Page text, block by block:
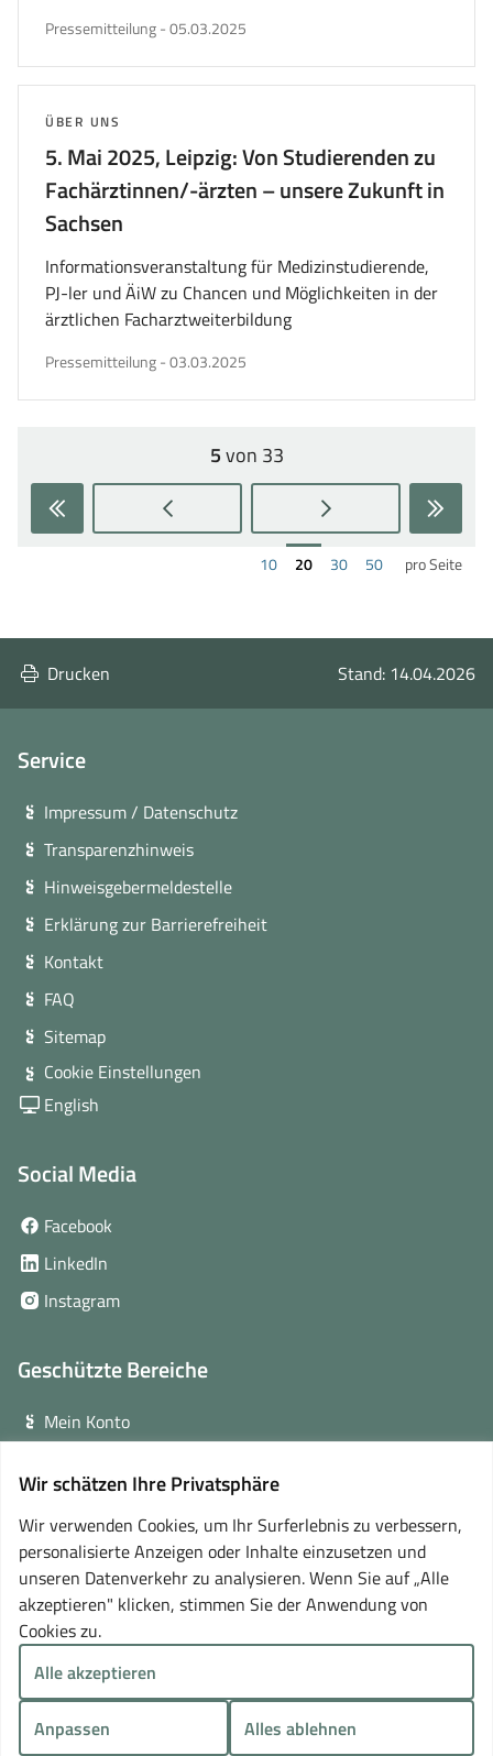
Wir schätzen Ihre Privatsphäre
Wir verwenden Cookies, um Ihr Surferlebnis zu verbessern,
personalisierte Anzeigen oder Inhalte einzusetzen und
unseren Datenverkehr zu analysieren. Wenn Sie auf „Alle
akzeptieren" klicken, stimmen Sie der Anwendung von
Cookies zu.
Anpassen Alles ablehnen
Alle akzeptieren
Pressemitteilungveröffentlicht
-05.03.2025
5. Mai 2025, Leipzig: Von Studierenden zu
Fachärztinnen/-ärzten – unsere Zukunft in
Sachsen
THEMA:
ÜBER UNS
Informationsveranstaltung für Medizinstudierende,
PJ-ler und ÄiW zu Chancen und Möglichkeiten in der
ärztlichen Facharztweiterbildung
Pressemitteilungveröffentlicht
-03.03.2025
Zur
Zur
Seite:
5von 33
Zur
nächsten
Seite
Zur
letzten
Seite
10Ergebnisse
20Ergebnisse
30Ergebnisse
50Ergebnisse
pro Seite
Drucken Stand: 14.04.2026
Service
Impressum / Datenschutz
Transparenzhinweis
Hinweisgebermeldestelle
Erklärung zur Barrierefreiheit
Kontakt
FAQ
Sitemap
Cookie Einstellungen
English
Social Media
Facebook
Fenster)
LinkedIn
neuem
Instagram(öffnet
Fenster)
Geschützte Bereiche
Mein Konto
Online-Lernplattform(öffnet
in
neuem
Fenster)
Partner